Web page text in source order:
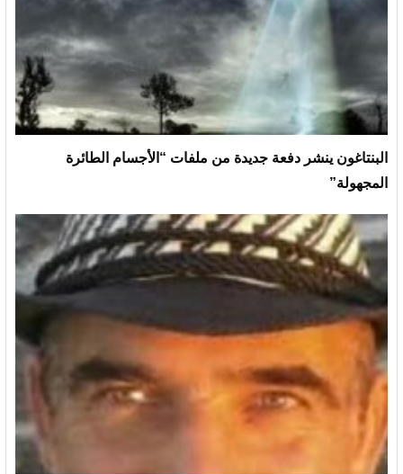
البنتاغون ينشر دفعة جديدة من ملفات “الأجسام الطائرة
المجهولة”